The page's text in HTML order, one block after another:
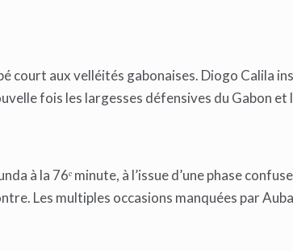
court aux velléités gabonaises. Diogo Calila
fois les largesses défensives du Gabon
à la 76ᵉ minute, à l’issue d’une phase
Les multiples occasions manquées par